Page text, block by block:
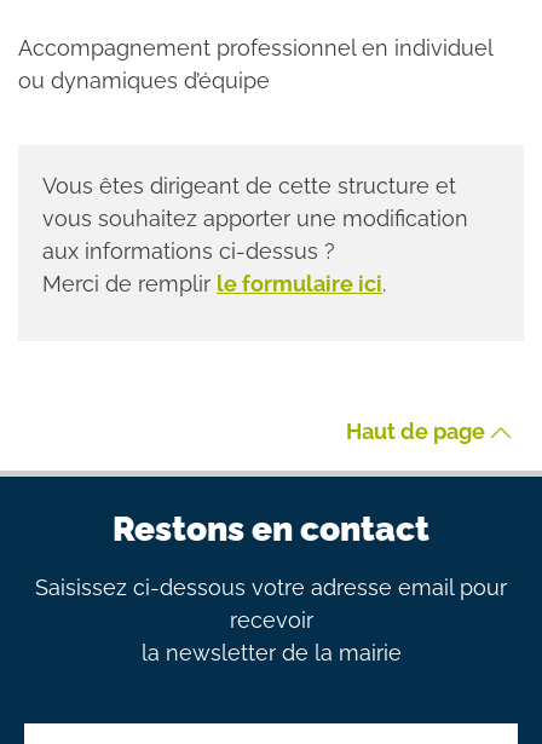
Accompagnement professionnel en individuel
ou dynamiques d’équipe
Vous êtes dirigeant de cette structure et
vous souhaitez apporter une modification
aux informations ci-dessus ?
Merci de remplir le formulaire ici.
Haut de page
Restons en contact
Saisissez ci-dessous votre adresse email pour
recevoir
la newsletter de la mairie